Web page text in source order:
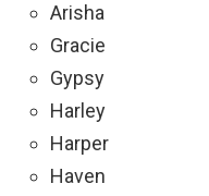
Arisha
Gracie
Gypsy
Harley
Harper
Haven